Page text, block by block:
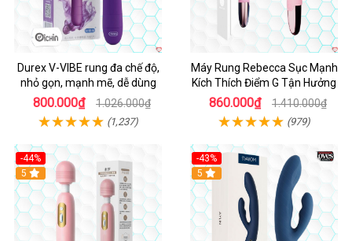
Durex V-VIBE rung đa chế độ,
nhỏ gọn, mạnh mẽ, dễ dùng
800.000₫ 1.026.000₫
(1,237)
Máy Rung Rebecca Sục Mạnh
Kích Thích Điểm G Tận Hưởng
860.000₫ 1.410.000₫
(979)
-44%
Hot
5
-43%
Hot
5